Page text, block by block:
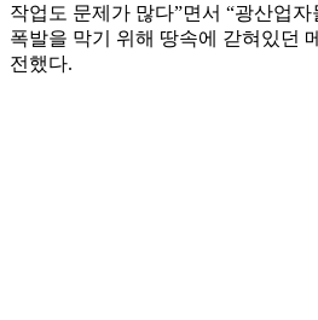
작업도 문제가 많다”면서 “광산업
폭발을 막기 위해 땅속에 갇혀있던
전했다.